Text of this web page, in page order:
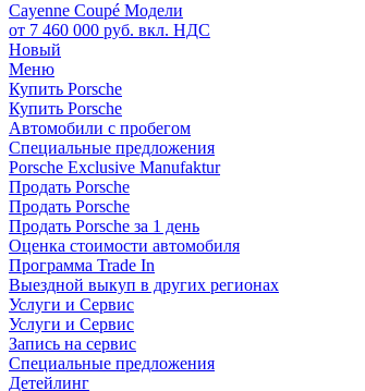
Cayenne Coupé Модели
от 7 460 000 руб. вкл. НДС
Новый
Меню
Купить Porsche
Купить Porsche
Автомобили с пробегом
Специальные предложения
Porsche Exclusive Manufaktur
Продать Porsche
Продать Porsche
Продать Porsche за 1 день
Оценка стоимости автомобиля
Программа Trade In
Выездной выкуп в других регионах
Услуги и Сервис
Услуги и Сервис
Запись на сервис
Специальные предложения
Детейлинг